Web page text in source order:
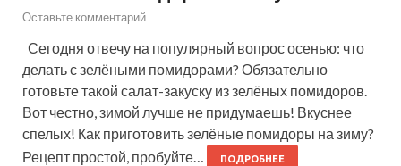
Оставьте комментарий
Сегодня отвечу на популярный вопрос осенью: что
делать с зелёными помидорами? Обязательно
готовьте такой салат-закуску из зелёных помидоров.
Вот честно, зимой лучше не придумаешь! Вкуснее
спелых! Как приготовить зелёные помидоры на зиму?
Рецепт простой, пробуйте…
ПОДРОБНЕЕ